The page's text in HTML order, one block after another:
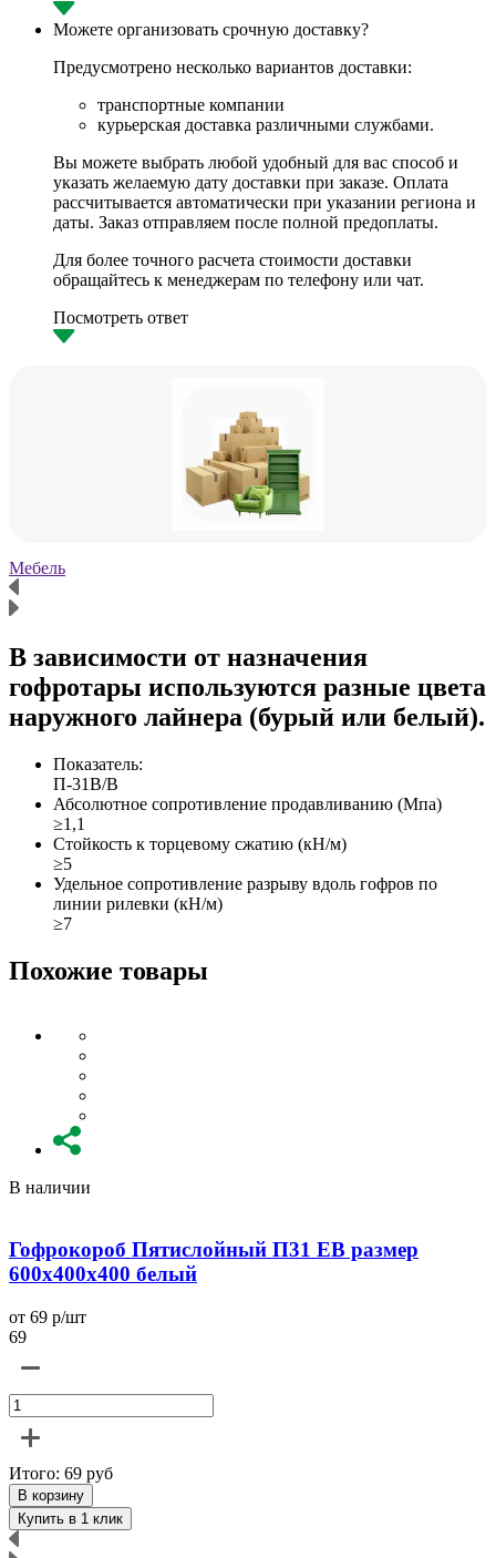
Можете организовать срочную доставку?
Предусмотрено несколько вариантов доставки:
транспортные компании
курьерская доставка различными службами.
Вы можете выбрать любой удобный для вас способ и
указать желаемую дату доставки при заказе. Оплата
рассчитывается автоматически при указании региона и
даты. Заказ отправляем после полной предоплаты.
Для более точного расчета стоимости доставки
обращайтесь к менеджерам по телефону или чат.
Посмотреть ответ
Мебель
В зависимости от назначения
гофротары используются разные цвета
наружного лайнера (бурый или белый).
Показатель:
П-31В/B
Абсолютное сопротивление продавливанию (Мпа)
≥1,1
Стойкость к торцевому сжатию (кН/м)
≥5
Удельное сопротивление разрыву вдоль гофров по
линии рилевки (кН/м)
≥7
Похожие товары
В наличии
Гофрокороб Пятислойный П31 EB размер
600x400x400 белый
от 69 р/шт
69
Итого: 69 руб
В корзину
Купить в 1 клик